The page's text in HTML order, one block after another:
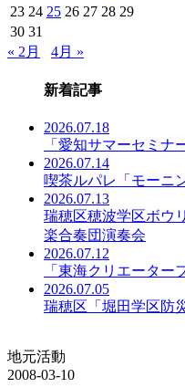
23 24 25 26 27 28 29
30 31
« 2月
4月 »
新着記事
2026.07.18
「愛知サマーセミナ
2026.07.14
喫茶ルパレ「モーニ
2026.07.13
瑞穂区穂波学区ボウ
楽合奏団演奏会
2026.07.12
「東海クリエーター
2026.07.05
瑞穂区「堀田学区防
地元活動
2008-03-10